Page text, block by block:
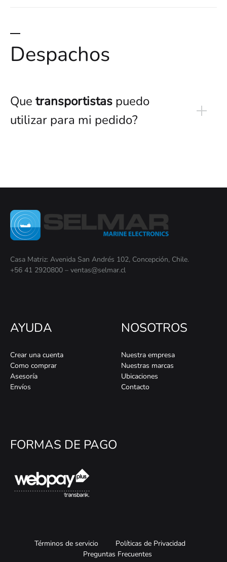
Despachos
Que transportistas puedo
utilizar para mi pedido?
Casa Matriz: Avenida San Andrés 102, Concepción, Chile.
+56 41 2920800 – ventas@selmar.cl
AYUDA
Crear una cuenta
Como comprar
Asesoría
Envíos
NOSOTROS
Nuestra empresa
Nuestras marcas
Ubicaciones
Contacto
FORMAS DE PAGO
Términos de servicio
Políticas de Privacidad
Preguntas Frecuentes